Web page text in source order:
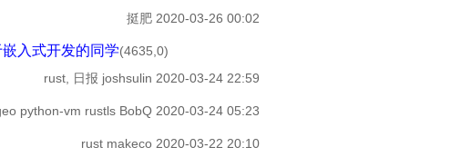
挺肥 2020-03-26 00:02
入式开发的同学(4635,0)
rust, 日报 joshsulin 2020-03-24 22:59
python-vm rustls BobQ 2020-03-24 05:23
rust makeco 2020-03-22 20:10